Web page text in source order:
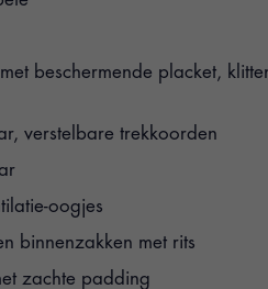
beschermende placket,
verstelbare trekkoorden
oogjes
binnenzakken met rits
zachte padding